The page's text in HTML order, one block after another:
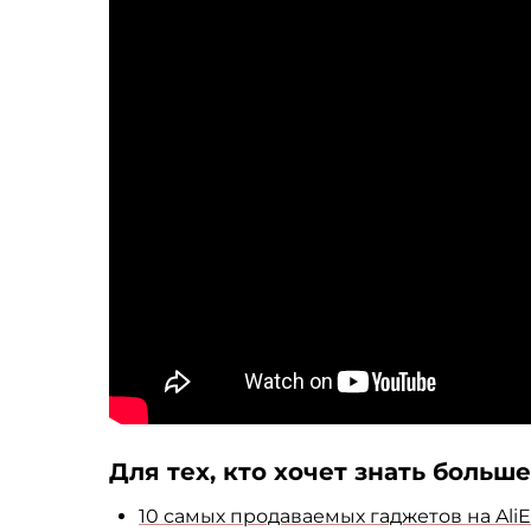
Для тех, кто хочет знать
10 самых продаваемых гаджетов на